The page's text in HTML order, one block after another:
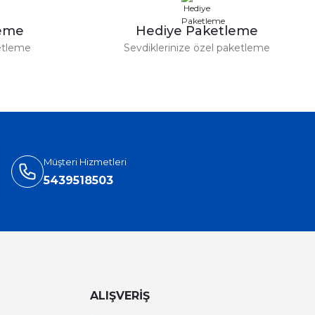
Hediye Paketleme
Sevdiklerinize özel paketleme
Müşteri Hizmetleri
5439518503
ALIŞVERİŞ